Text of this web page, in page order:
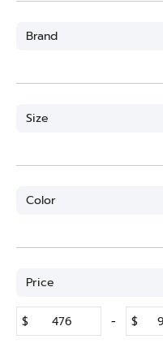
Brand
Size
Color
Price
$ - $